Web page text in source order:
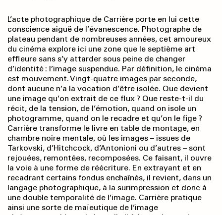
L’acte photographique de Carrière porte en lui cette
conscience aiguë de l’évanescence. Photographe de
plateau pendant de nombreuses années, cet amoureux
du cinéma explore ici une zone que le septième art
effleure sans s’y attarder sous peine de changer
d’identité : l’image suspendue. Par définition, le cinéma
est mouvement. Vingt-quatre images par seconde,
dont aucune n’a la vocation d’être isolée. Que devient
une image qu’on extrait de ce flux ? Que reste-t-il du
récit, de la tension, de l’émotion, quand on isole un
photogramme, quand on le recadre et qu’on le fige ?
Carrière transforme le livre en table de montage, en
chambre noire mentale, où les images – issues de
Tarkovski, d’Hitchcock, d’Antonioni ou d’autres – sont
rejouées, remontées, recomposées. Ce faisant, il ouvre
la voie à une forme de réécriture. En extrayant et en
recadrant certains fondus enchaînés, il revient, dans un
langage photographique, à la surimpression et donc à
une double temporalité de l’image. Carrière pratique
ainsi une sorte de maïeutique de l’image